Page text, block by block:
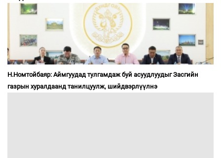
Н.Номтойбаяр: Аймгуудад тулгамдаж буй асуудлуудыг Засгийн
газрын хуралдаанд танилцуулж, шийдвэрлүүлнэ